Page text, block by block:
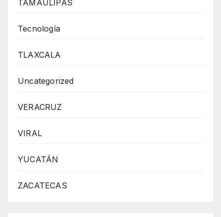
TAMAULIPAS
Tecnología
TLAXCALA
Uncategorized
VERACRUZ
VIRAL
YUCATÁN
ZACATECAS